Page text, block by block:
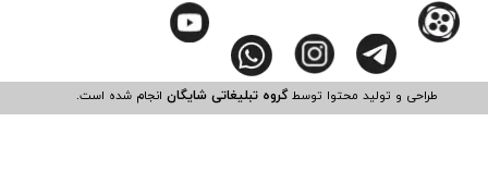
طراحی و تولید محتوا توسطگروه تبلیغاتی شایگانانجام شده است.​​​​​​​